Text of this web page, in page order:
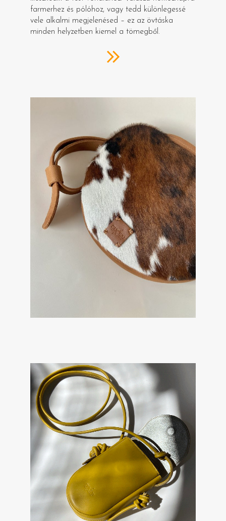
farmerhez és pólóhoz, vagy tedd különlegessé
vele alkalmi megjelenésed – ez az övtáska
minden helyzetben kiemel a tömegből.